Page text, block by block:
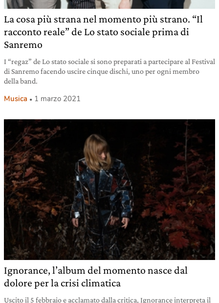
La cosa più strana nel momento più strano. “Il
racconto reale” de Lo stato sociale prima di
Sanremo
I “regaz” de Lo stato sociale si sono preparati a partecipare al Festival
di Sanremo facendo uscire cinque dischi, uno per ogni membro
della band.
Musica 1 marzo 2021
Ignorance, l’album del momento nasce dal
dolore per la crisi climatica
Uscito il 5 febbraio e acclamato dalla critica, Ignorance interpreta il